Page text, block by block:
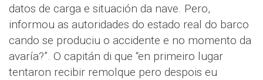
datos de carga e situación da nave. Pero,
informou as autoridades do estado real do barco
cando se produciu o accidente e no momento da
avaría?”. O capitán di que “en primeiro lugar
tentaron recibir remolque pero despois eu